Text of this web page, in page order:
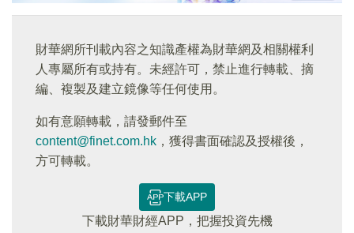
財華網所刊載內容之知識產權為財華網及相關權利
人專屬所有或持有。未經許可，禁止進行轉載、摘
編、複製及建立鏡像等任何使用。
如有意願轉載，請發郵件至
content@finet.com.hk ，獲得書面確認及授權後，
方可轉載。
下載APP
下載財華財經APP，把握投資先機